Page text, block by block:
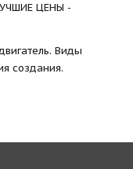
ЦЕНЫ -
Виды
создания.